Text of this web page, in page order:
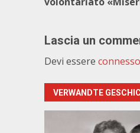
Lascia un
Devi essere connesso
VERWANDTE